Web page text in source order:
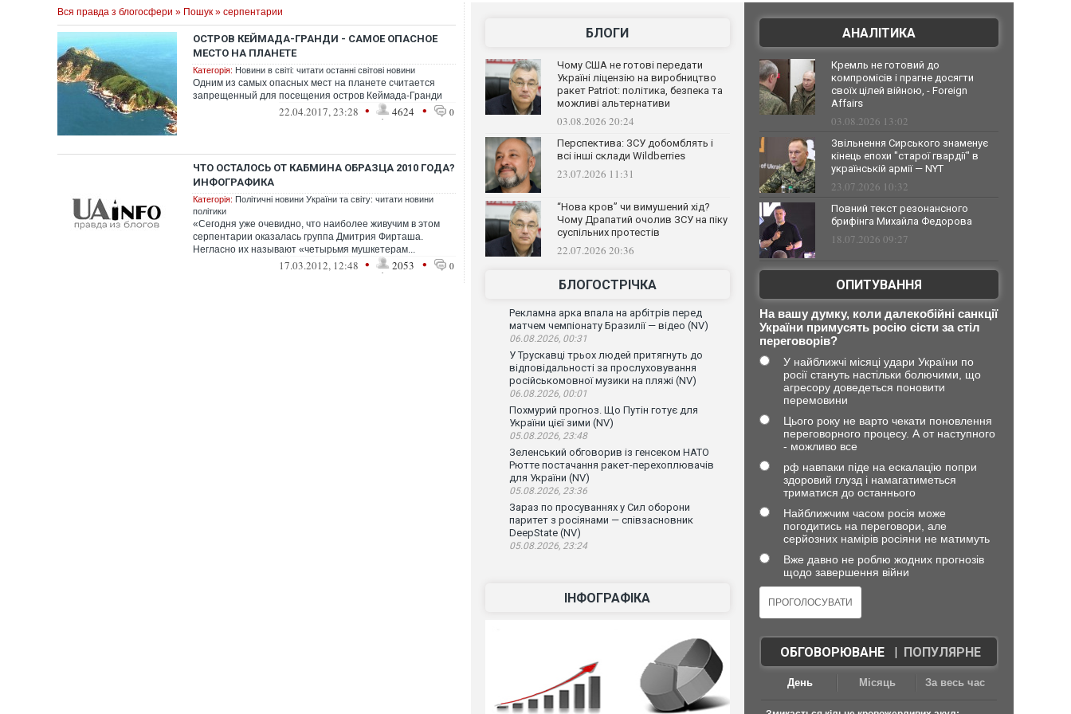
Вся правда з блогосфери » Пошук » серпентарии
ОСТРОВ КЕЙМАДА-ГРАНДИ - САМОЕ ОПАСНОЕ
МЕСТО НА ПЛАНЕТЕ
Категорія: Новини в світі: читати останні світові новини
Одним из самых опасных мест на планете считается
запрещенный для посещения остров Кеймада-Гранди
22.04.2017, 23:28 • 4624 • 0
ЧТО ОСТАЛОСЬ ОТ КАБМИНА ОБРАЗЦА 2010 ГОДА?
ИНФОГРАФИКА
Категорія: Політичні новини України та світу: читати новини
політики
«Сегодня уже очевидно, что наиболее живучим в этом
серпентарии оказалась группа Дмитрия Фирташа.
Негласно их называют «четырьмя мушкетерам...
17.03.2012, 12:48 • 2053 • 0
БЛОГИ
Чому США не готові передати
Україні ліцензію на виробництво
ракет Patriot: політика, безпека та
можливі альтернативи
03.08.2026 20:24
Перспектива: ЗСУ добомблять і
всі інші склади Wildberries
23.07.2026 11:31
“Нова кров” чи вимушений хід?
Чому Драпатий очолив ЗСУ на піку
суспільних протестів
22.07.2026 20:36
БЛОГОСТРІЧКА
Рекламна арка впала на арбітрів перед
матчем чемпіонату Бразилії — відео (NV)
06.08.2026, 00:31
У Трускавці трьох людей притягнуть до
відповідальності за прослуховування
російськомовної музики на пляжі (NV)
06.08.2026, 00:01
Похмурий прогноз. Що Путін готує для
України цієї зими (NV)
05.08.2026, 23:48
Зеленський обговорив із генсеком НАТО
Рютте постачання ракет-перехоплювачів
для України (NV)
05.08.2026, 23:36
Зараз по просуваннях у Сил оборони
паритет з росіянами — співзасновник
DeepState (NV)
05.08.2026, 23:24
ІНФОГРАФІКА
АНАЛІТИКА
Кремль не готовий до
компромісів і прагне досягти
своїх цілей війною, - Foreign
Affairs
03.08.2026 13:02
Звільнення Сирського знаменує
кінець епохи "старої гвардії" в
українській армії — NYT
23.07.2026 10:32
Повний текст резонансного
брифінга Михайла Федорова
18.07.2026 09:27
ОПИТУВАННЯ
На вашу думку, коли далекобійні санкції
України примусять росію сісти за стіл
переговорів?
У найближчі місяці удари України по
росії стануть настільки болючими, що
агресору доведеться поновити
перемовини
Цього року не варто чекати поновлення
переговорного процесу. А от наступного
- можливо все
рф навпаки піде на ескалацію попри
здоровий глузд і намагатиметься
триматися до останнього
Найближчим часом росія може
погодитись на переговори, але
серйозних намірів росіяни не матимуть
Вже давно не роблю жодних прогнозів
щодо завершення війни
ОБГОВОРЮВАНЕ| ПОПУЛЯРНЕ
День Місяць За весь час